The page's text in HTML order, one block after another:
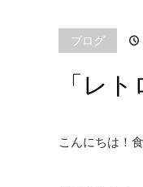
ブログ
「レ
こんにちは！